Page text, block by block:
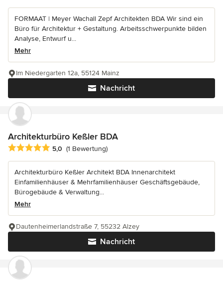
FORMAAT | Meyer Wachall Zepf Architekten BDA Wir sind ein
Büro für Architektur + Gestaltung. Arbeitsschwerpunkte bilden
Analyse, Entwurf u...
Mehr
Nachricht
Im Niedergarten 12a, 55124 Mainz
Architekturbüro Keßler BDA
Durchschnittliche Bewertung: 5 von 5 Sternen
5,0 (1 Bewertung)
Architekturbüro Keßler Architekt BDA Innenarchitekt
Einfamilienhäuser & Mehrfamilienhäuser Geschäftsgebäude,
Bürogebäude & Verwaltung...
Mehr
Nachricht
Dautenheimerlandstraße 7, 55232 Alzey